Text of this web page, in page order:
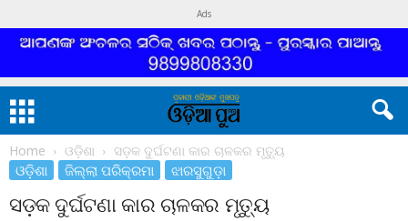
Ads
Home ଓଡ଼ିଶା ସଡ଼କ ଦୁର୍ଘଟଣା କାର ଚାଳକର ମୃତ୍ୟୁ
ଓଡ଼ିଶା ଜିଲ୍ଲା ପରିକ୍ରମା ଝାରସୁଗୁଡ଼ା
ସଡ଼କ ଦୁର୍ଘଟଣା କାର ଚାଳକର ମୃତ୍ୟୁ